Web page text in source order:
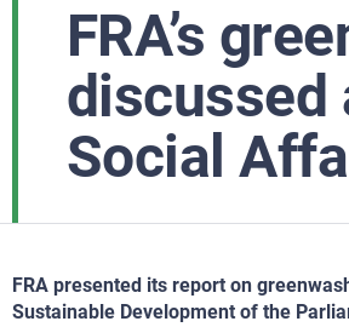
FRA’s
discussed
Social
FRA presented its report on
Sustainable Development of the